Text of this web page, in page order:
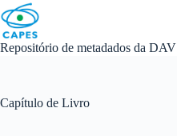
Skip
to
content
Repositório de metadados da DAV
Capítulo de Livro